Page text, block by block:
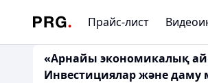
Прайс-лист
«Арнайы экономикалық
Инвестициялар және даму